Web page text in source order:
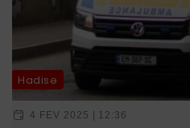
Hadisə
4 FEV 2025 | 12:36